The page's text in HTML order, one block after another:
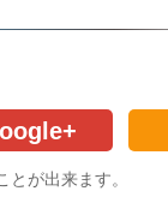
が出来ます。